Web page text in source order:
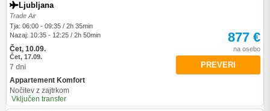
Ljubljana
Trade Air
Tja: 06:00 - 09:35 / 2h 35min
Nazaj: 10:35 - 12:25 / 2h 50min
Čet, 10.09.
Čet, 17.09.
7 dni
Appartement Komfort
Nočitev z zajtrkom
Vključen transfer
877 €
na osebo
PREVERI